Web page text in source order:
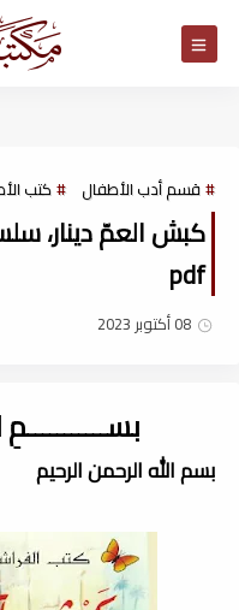
قسم أدب الأطفال كتب
كبش العمّ دينار،
pdf
08 أكتوبر 2023
بسم الله الرحمن الرحيم